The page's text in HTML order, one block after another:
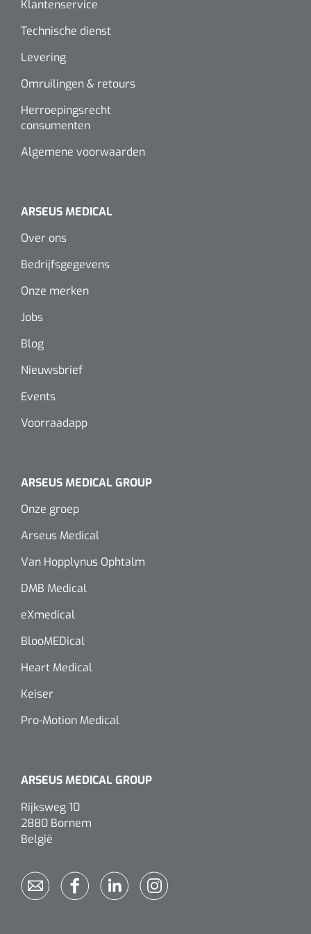
Wearables
Alcoholmeter
Instrumentensets
Steriele velden
Hydrocolloïden
Zilververbanden
Paraffine verbanden
Siliconen verbanden
Diversen
Kleeflaag removers
Watten
Wondreinigers
Klantenservice
Technische dienst
Levering
Omruilingen & retours
Herroepingsrecht
consumenten
Algemene voorwaarden
ARSEUS MEDICAL
Over ons
Bedrijfsgegevens
Onze merken
Jobs
Blog
Nieuwsbrief
Events
Voorraadapp
ARSEUS MEDICAL GROUP
Onze groep
Arseus Medical
Van Hopplynus Ophtalm
DMB Medical
eXmedical
BlooMEDical
Heart Medical
Keiser
Pro-Motion Medical
ARSEUS MEDICAL GROUP
Rijksweg 10
2880 Bornem
België